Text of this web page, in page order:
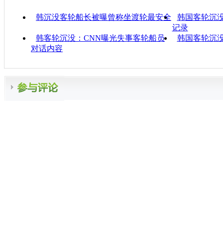
韩沉没客轮船长被曝曾称坐渡轮最安全
韩国客轮沉
记录
韩客轮沉没：CNN曝光失事客轮船员
对话内容
韩国客轮沉